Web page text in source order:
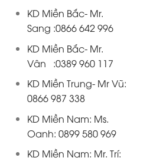
KD Miền Bắc- Mr.
Sang :0866 642 996
KD Miền Bắc- Mr.
Vân :0389 960 117
KD Miền Trung- Mr Vũ:
0866 987 338
KD Miền Nam: Ms.
Oanh: 0899 580 969
KD Miền Nam: Mr. Trí: